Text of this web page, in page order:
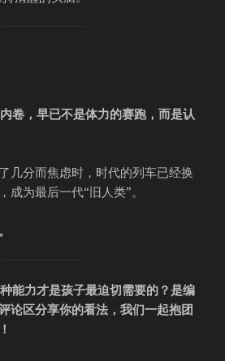
卷，早已不是体力的赛跑，而是认
几分而焦虑时，时代的列车已经换
成为最后一代“旧人类”。
能力才是孩子最迫切需要的？是编
论区分享你的看法，我们一起抱团